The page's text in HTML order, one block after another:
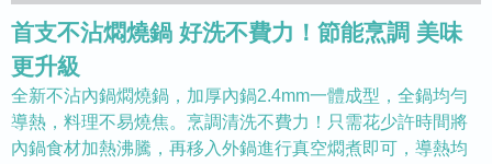
首支不沾燜燒鍋 好洗不費力！節能烹調 美味
更升級
全新不沾內鍋燜燒鍋，加厚內鍋2.4mm一體成型，全鍋均勻
導熱，料理不易燒焦。烹調清洗不費力！只需花少許時間將
內鍋食材加熱沸騰，再移入外鍋進行真空燜煮即可，導熱均